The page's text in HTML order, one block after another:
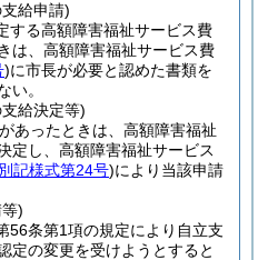
給申請)
する高額障害福祉サービス費
は、高額障害福祉サービス費
)に市長が必要と認めた書類を
い。
給決定等)
あったときは、高額障害福祉
定し、高額障害福祉サービス
別記様式第24号)により当該申請
)
56条第1項の規定により自立支
定の変更を受けようとすると